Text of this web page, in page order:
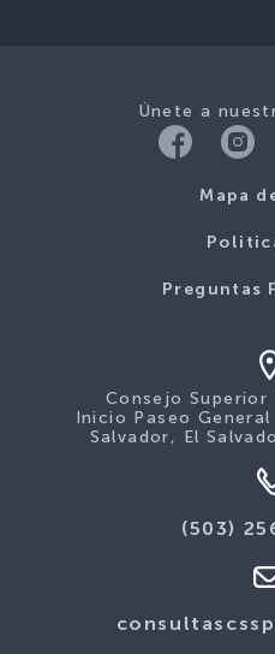
Únete a
Mapa
Preguntas
Consejo Superior
Inicio Paseo
Salvador, El
(503)